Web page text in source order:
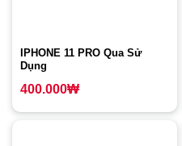
IPHONE 11 PRO Qua Sử
Dụng
400.000₩